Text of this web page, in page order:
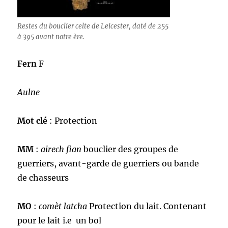
Restes du bouclier celte de Leicester, daté de 255
à 395 avant notre ère.
FernF
Aulne
Mot clé : Protection
MM :airech fian bouclier des groupes de
guerriers, avant-garde de guerriers ou bande
de chasseurs
MO :comèt latcha Protection du lait. Contenant
pour le lait i.e un bol